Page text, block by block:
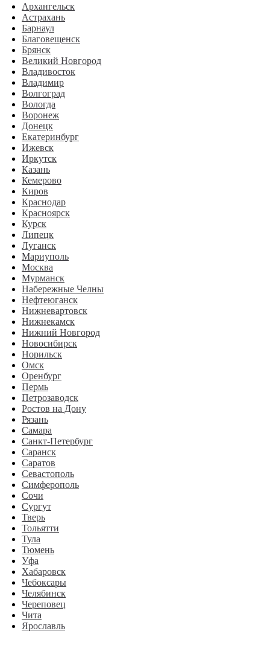
Архангельск
Астрахань
Барнаул
Благовещенск
Брянск
Великий Новгород
Владивосток
Владимир
Волгоград
Вологда
Воронеж
Донецк
Екатеринбург
Ижевск
Иркутск
Казань
Кемерово
Киров
Краснодар
Красноярск
Курск
Липецк
Луганск
Мариуполь
Москва
Мурманск
Набережные Челны
Нефтеюганск
Нижневартовск
Нижнекамск
Нижний Новгород
Новосибирск
Норильск
Омск
Оренбург
Пермь
Петрозаводск
Ростов на Дону
Рязань
Самара
Санкт-Петербург
Саранск
Саратов
Севастополь
Симферополь
Сочи
Сургут
Тверь
Тольятти
Тула
Тюмень
Уфа
Хабаровск
Чебоксары
Челябинск
Череповец
Чита
Ярославль